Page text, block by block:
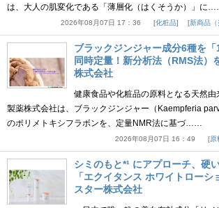
は、大人の肌変化である「薄層化（はくそうか）」に
2026年08月07日 17：36 化粧品 新商品（
ブラックジンジャー成分6種を
同時定量！新分析法（RMS法）
株式会社
健康食品や化粧品の原料となる天然
製薬株式会社は、ブラックジンジャー（Kaempferia
のポリメトキシフラボンを、定量NMR法に基づ……
2026年08月07日 16：49 原
シミのもと*¹ にアプローチ、硬
「エクイタンス ホワイトロー
スター株式会社